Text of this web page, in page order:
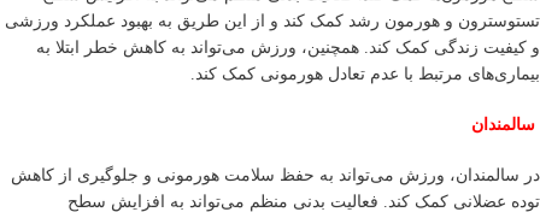
تستوسترون و هورمون رشد کمک کند و از این طریق به بهبود عملکرد ورزشی
و کیفیت زندگی کمک کند. همچنین، ورزش می‌تواند به کاهش خطر ابتلا به
بیماری‌های مرتبط با عدم تعادل هورمونی کمک کند.
سالمندان
در سالمندان، ورزش می‌تواند به حفظ سلامت هورمونی و جلوگیری از کاهش
توده عضلانی کمک کند. فعالیت بدنی منظم می‌تواند به افزایش سطح